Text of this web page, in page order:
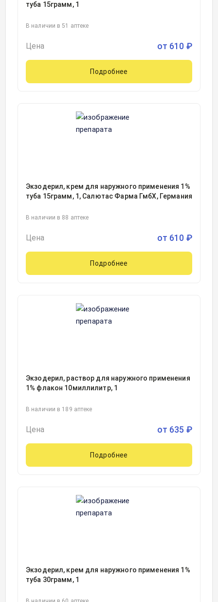
туба 15грамм, 1
В наличии в 51 аптеке
Цена от 610 ₽
Подробнее
Экзодерил, крем для наружного применения 1%
туба 15грамм, 1, Салютас Фарма ГмбХ, Германия
В наличии в 88 аптеке
Цена от 610 ₽
Подробнее
Экзодерил, раствор для наружного применения
1% флакон 10миллилитр, 1
В наличии в 189 аптеке
Цена от 635 ₽
Подробнее
Экзодерил, крем для наружного применения 1%
туба 30грамм, 1